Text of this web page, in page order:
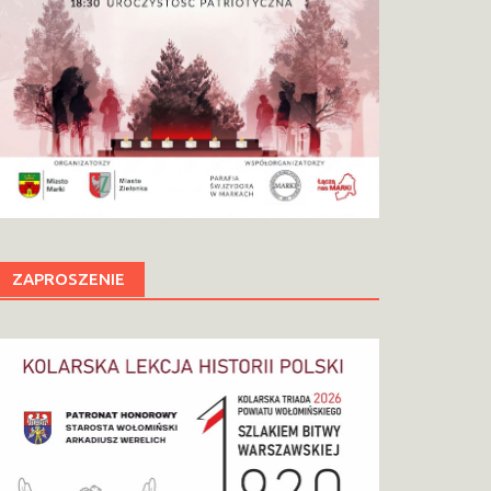
ZAPROSZENIE